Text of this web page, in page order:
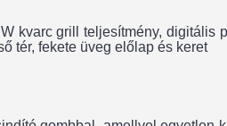
kvarc grill teljesítmény,
tér, fekete üveg előlap és keret